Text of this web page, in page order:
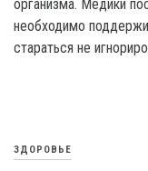
организма. Медики
необходимо
стараться не
ЗДОРОВЬЕ